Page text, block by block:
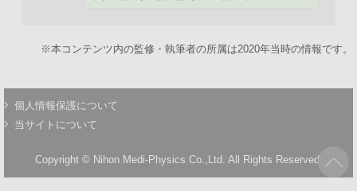
※本コンテンツ内の監修・執筆者の所属は2020年当時の情報です。
個人情報保護について
当サイトについて
Copyright © Nihon Medi-Physics Co.,Ltd. All Rights Reserved.